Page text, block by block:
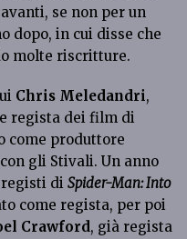
se non per un
dopo, in cui disse che
molte riscritture.
Chris Meledandri,
e regista dei film di
come produttore
gli Stivali. Un anno
registi diSpider-Man: Into
come regista, per poi
Crawford, già regista